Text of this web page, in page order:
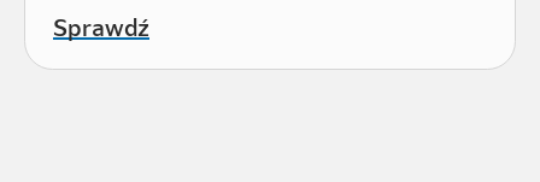
Sprawdź